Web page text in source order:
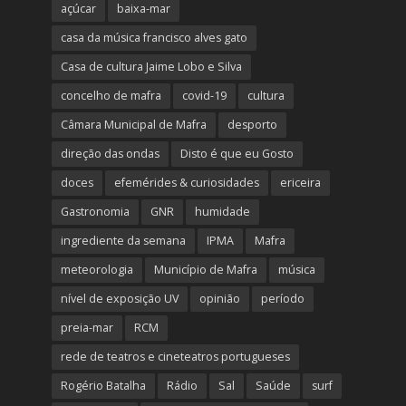
açúcar
baixa-mar
casa da música francisco alves gato
Casa de cultura Jaime Lobo e Silva
concelho de mafra
covid-19
cultura
Câmara Municipal de Mafra
desporto
direção das ondas
Disto é que eu Gosto
doces
efemérides & curiosidades
ericeira
Gastronomia
GNR
humidade
ingrediente da semana
IPMA
Mafra
meteorologia
Município de Mafra
música
nível de exposição UV
opinião
período
preia-mar
RCM
rede de teatros e cineteatros portugueses
Rogério Batalha
Rádio Sal Saúde surf